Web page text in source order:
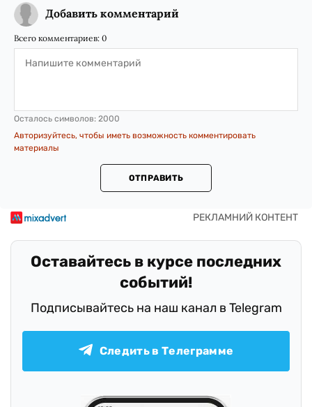
Добавить комментарий
Всего комментариев: 0
Осталось символов: 2000
Авторизуйтесь, чтобы иметь возможность комментировать
материалы
ОТПРАВИТЬ
Оставайтесь в курсе последних
событий!
Подписывайтесь на наш канал в Telegram
Следить в Телеграмме